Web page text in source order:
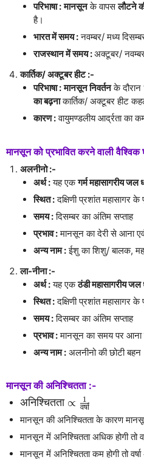
परिभाषा : मानसूनके वापसलौटने
है।
भारत में समय :नवम्बर/ मध्य
राजस्थान में समय :अक्टूबर/
कार्तिक/ अक्टूबर हीट :-
परिभाषा : मानसून निवर्तनके दौरान
का बढ़नाकार्तिक/ अक्टूबर हीट
कारण :वायुमण्डलीय आर्द्रता का
मानसून को प्रभावित करने वाली वैश्विक
अलनीनो :-
अर्थ :यह एकगर्म महासागरीय जल
स्थित :दक्षिणी प्रशांत महासागर
समय :दिसम्बर का अंतिम सप्ताह
प्रभाव :मानसून का देरी से आना
अन्य नाम :ईशु का शिशु/ बालक,
ला-नीना :-
अर्थ :यह एकठंडी महासागरीय जल
स्थित :दक्षिणी प्रशांत महासागर
समय :दिसम्बर का अंतिम सप्ताह
प्रभाव :मानसून का समय पर आना
अन्य नाम : अलनीनो की छोटी बहन
मानसून की अनिश्चितता :-
अनिश्चितता\propto\frac{1}
{वर्षा}
अनिश्चितता ∝ वर्षा
1
मानसून की अनिश्चितता के कारण मानसून
मानसून में अनिश्चितता अधिक होगी तो
मानसून में अनिश्चितता कम होगी तो